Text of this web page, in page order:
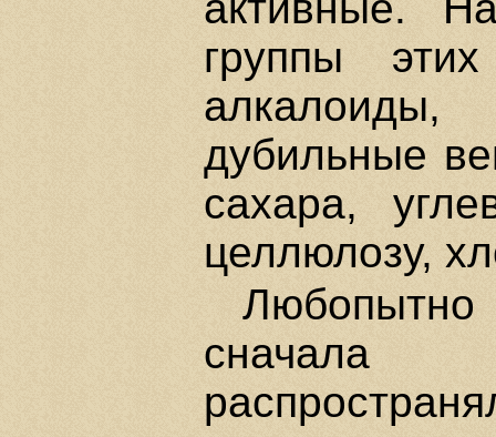
группы
дубильные
сахара,
целлюлозу,
Любопытно